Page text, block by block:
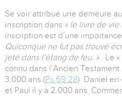
Se voir attribué une demeure
inscription dans « le livre de vie
inscription est d’une
Quiconque ne fut pas trouvé
jeté dans l’étang de feu. » . Le
connu dans l’Ancien
3.000 ans (Ps.69:28). Daniel en
et Paul il y a 2.000 ans.